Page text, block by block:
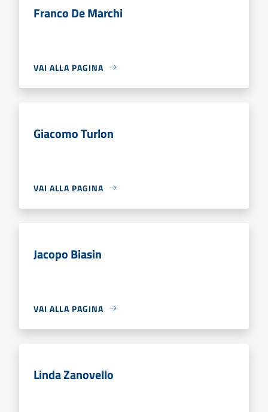
Franco De Marchi
VAI ALLA PAGINA
Giacomo Turlon
VAI ALLA PAGINA
Jacopo Biasin
VAI ALLA PAGINA
Linda Zanovello